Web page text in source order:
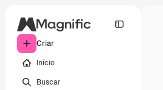
Criar
Início
Buscar